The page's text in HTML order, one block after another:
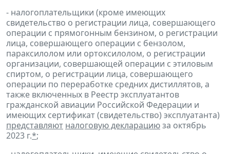
- налогоплательщики (кроме имеющих
свидетельство о регистрации лица, совершающего
операции с прямогонным бензином, о регистрации
лица, совершающего операции с бензолом,
параксилолом или ортоксилолом, о регистрации
организации, совершающей операции с этиловым
спиртом, о регистрации лица, совершающего
операции по переработке средних дистиллятов, а
также включенных в Реестр эксплуатантов
гражданской авиации Российской Федерации и
имеющих сертификат (свидетельство) эксплуатанта)
представляют налоговую декларациюза октябрь
2023 г.*;